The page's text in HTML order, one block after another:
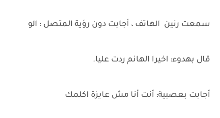
سمعت رنين الهاتف ، أجابت دون رؤية المتصل : الو
قال بهدوء: اخيرا الهانم ردت عليا.
أجابت بعصبية: أنت أنا مش عايزة اكلمك